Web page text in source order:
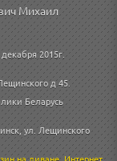
Михаил
2015г.
д 45.
Беларусь
ул. Лещинского